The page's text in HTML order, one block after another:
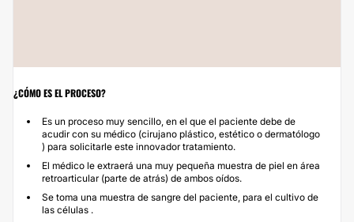
¿CÓMO ES EL PROCESO?
Es un proceso muy sencillo, en el que el paciente debe de
acudir con su médico (cirujano plástico, estético o dermatólogo
) para solicitarle este innovador tratamiento.
El médico le extraerá una muy pequeña muestra de piel en área
retroarticular (parte de atrás) de ambos oídos.
Se toma una muestra de sangre del paciente, para el cultivo de
las células .